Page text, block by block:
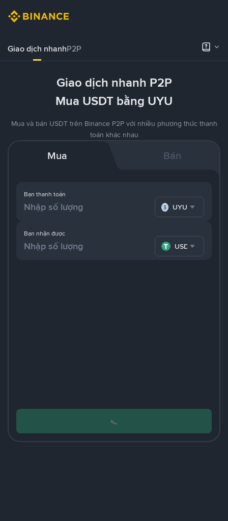
Giao dịch nhanhP2P
Giao dịch nhanh P2P
Mua USDT bằng UYU
Mua và bán USDT trên Binance P2P với nhiều phương thức thanh
toán khác nhau
Mua Bán
Bạn thanh toán
UYU
Bạn nhận được
USDT